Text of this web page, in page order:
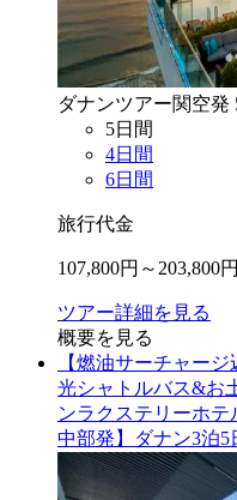
ダナンツアー関空発
5日間
4日間
6日間
旅行代金
107,800円～ 203,800円
ツアー詳細を見る
概要を見る
【燃油サーチャー
光シャトルバス&お
ンラクステリーホ
中部発】ダナン3泊5